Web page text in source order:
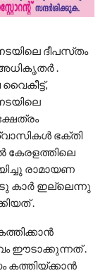
ദീപസ്‌തം
അധികൃതർ .
ഭക്തി
കേരളത്തിലെ
രാമായണ
കാർ ഇല്ലെന്നു
.
ഈടാക്കുന്നത് .
കത്തിയ്ക്കാന്‍